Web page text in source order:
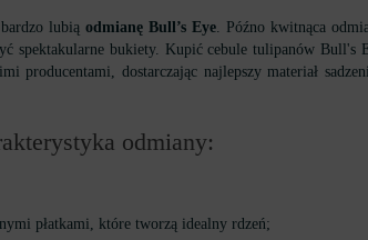
lubią odmianę Bull’s Eye. Późno kwitnąca
spektakularne bukiety. Kupić cebule tulipanów Bull's
producentami, dostarczając najlepszy materiał
odmiany:
płatkami, które tworzą idealny rdzeń;